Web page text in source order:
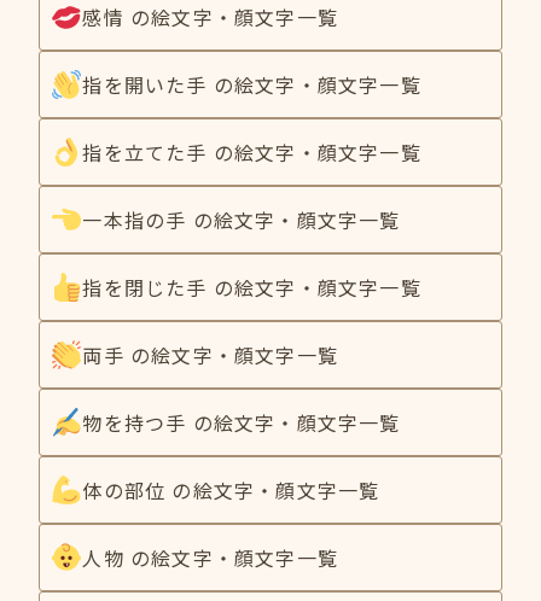
感情 の絵文字・顔文字一覧
指を開いた手 の絵文字・顔文字一覧
指を立てた手 の絵文字・顔文字一覧
一本指の手 の絵文字・顔文字一覧
指を閉じた手 の絵文字・顔文字一覧
両手 の絵文字・顔文字一覧
物を持つ手 の絵文字・顔文字一覧
体の部位 の絵文字・顔文字一覧
人物 の絵文字・顔文字一覧